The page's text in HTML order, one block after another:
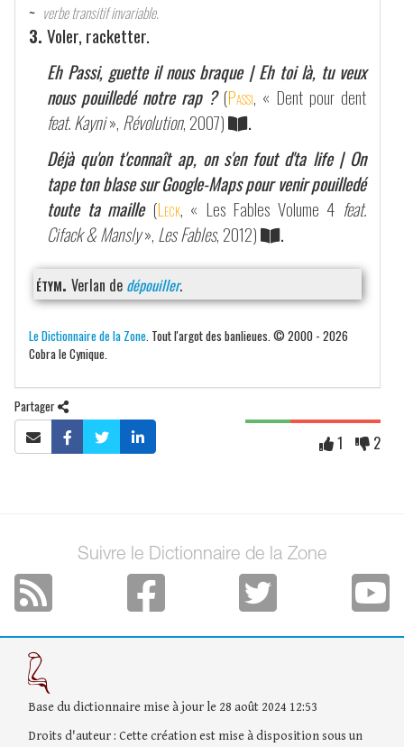
~ verbe transitif invariable.
3. Voler, racketter.
Eh Passi, guette il nous braque | Eh toi là, tu veux
nous pouilledé notre rap ? (Passi, « Dent pour dent
feat. Kayni», Révolution, 2007)
.
Déjà qu'on t'connaît ap, on s'en fout d'ta life | On
tape ton blase sur Google-Maps pour venir pouilledé
toute ta maille (Leck, « Les Fables Volume 4 feat.
Cifack & Mansly», Les Fables, 2012)
.
étym. Verlan de dépouiller.
Le Dictionnaire de la Zone . Tout l'argot des banlieues. © 2000 - 2026
Cobra le Cynique.
Partager
1 2
Suivre le Dictionnaire de la Zone
Base du dictionnaire mise à jour le 28 août 2024 12:53
Droits d'auteur : Cette création est mise à disposition sous un